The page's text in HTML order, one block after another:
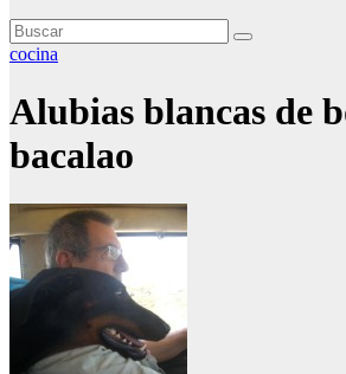
cocina
Alubias blancas de
bacalao